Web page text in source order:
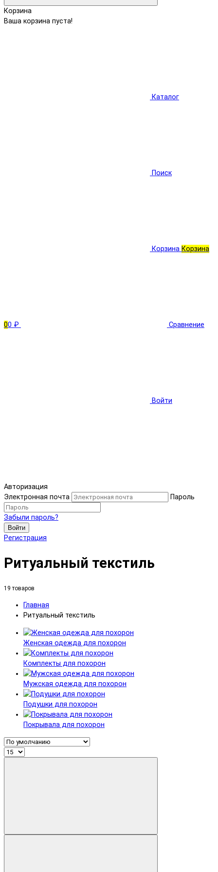
Корзина
Ваша корзина пуста!
Каталог
Поиск
Корзина Корзина
00 ₽ Сравнение
Войти
Авторизация
Электронная почта
Пароль
Забыли пароль?
Войти
Регистрация
Ритуальный текстиль
19 товаров
Главная
Ритуальный текстиль
Женская одежда для похорон
Комплекты для похорон
Мужская одежда для похорон
Подушки для похорон
Покрывала для похорон